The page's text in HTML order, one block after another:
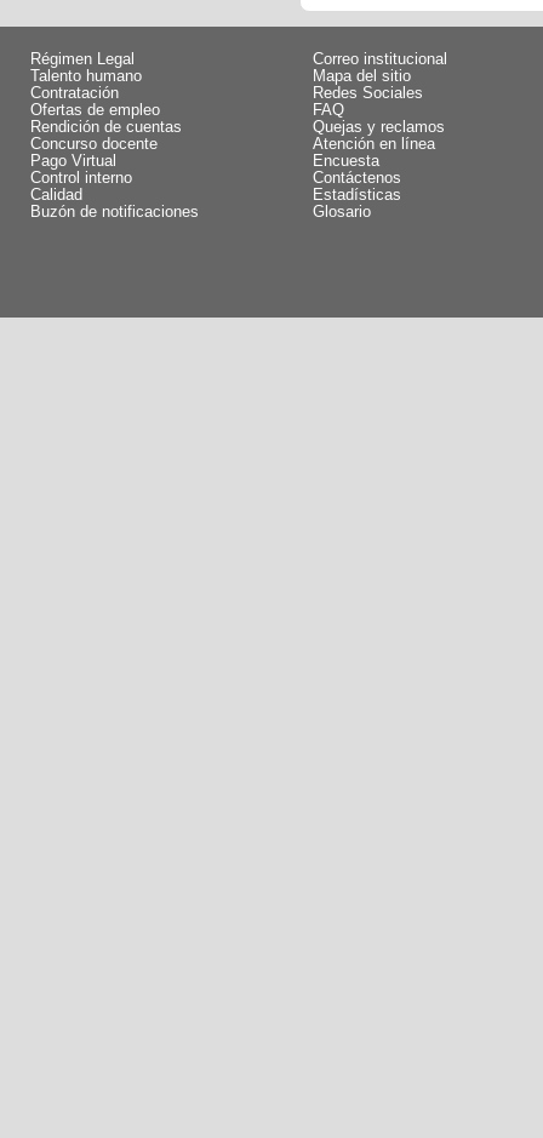
Régimen Legal
Talento humano
Contratación
Ofertas de empleo
Rendición de cuentas
Concurso docente
Pago Virtual
Control interno
Calidad
Buzón de notificaciones
Correo institucional
Mapa del sitio
Redes Sociales
FAQ
Quejas y reclamos
Atención en línea
Encuesta
Contáctenos
Estadísticas
Glosario